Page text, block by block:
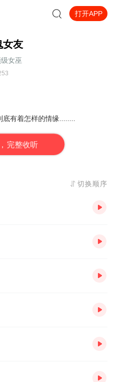
打开APP
女友
女巫
有着怎样的情缘........
完整收听
切换顺序